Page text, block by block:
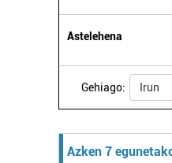
Astelehena
Gehiago: Irun
Azken 7